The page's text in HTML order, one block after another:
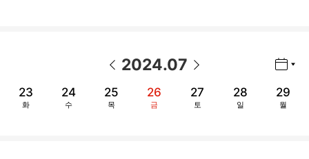
2024.07
23
화
24
수
25
목
26
금
27
토
28
일
29
월